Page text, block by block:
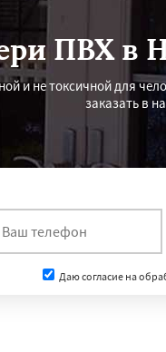
ПВХ в
и не токсичной для
заказать в
Даю согласие на